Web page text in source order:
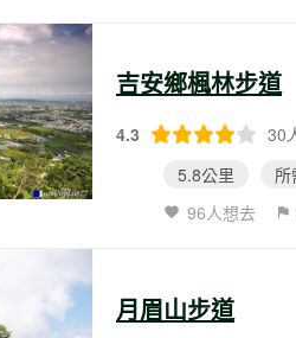
吉安鄉楓林步道
4.3 30
5.8公里
96人想去
月眉山步道